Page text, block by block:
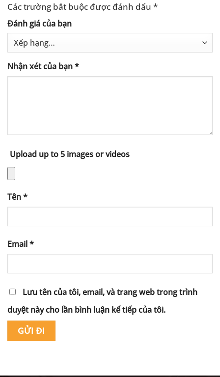
Các trường bắt buộc được đánh dấu *
Đánh giá của bạn
Nhận xét của bạn*
Upload up to 5 images or videos
Tên*
Email*
Lưu tên của tôi, email, và trang web trong trình
duyệt này cho lần bình luận kế tiếp của tôi.